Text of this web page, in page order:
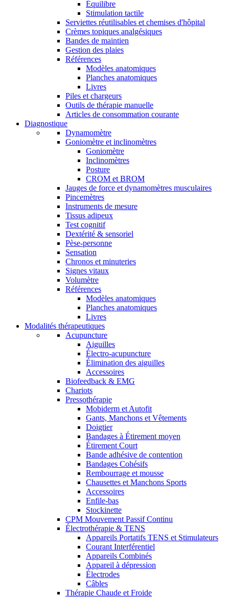
Équilibre
Stimulation tactile
Serviettes réutilisables et chemises d'hôpital
Crèmes topiques analgésiques
Bandes de maintien
Gestion des plaies
Références
Modèles anatomiques
Planches anatomiques
Livres
Piles et chargeurs
Outils de thérapie manuelle
Articles de consommation courante
Diagnostique
Dynamomètre
Goniomètre et inclinomètres
Goniomètre
Inclinomètres
Posture
CROM et BROM
Jauges de force et dynamomètres musculaires
Pincemètres
Instruments de mesure
Tissus adipeux
Test cognitif
Dextérité & sensoriel
Pèse-personne
Sensation
Chronos et minuteries
Signes vitaux
Volumètre
Références
Modèles anatomiques
Planches anatomiques
Livres
Modalités thérapeutiques
Acupuncture
Aiguilles
Électro-acupuncture
Élimination des aiguilles
Accessoires
Biofeedback & EMG
Chariots
Pressothérapie
Mobiderm et Autofit
Gants, Manchons et Vêtements
Doigtier
Bandages à Étirement moyen
Étirement Court
Bande adhésive de contention
Bandages Cohésifs
Rembourrage et mousse
Chausettes et Manchons Sports
Accessoires
Enfile-bas
Stockinette
CPM Mouvement Passif Continu
Électrothérapie & TENS
Appareils Portatifs TENS et Stimulateurs
Courant Interférentiel
Appareils Combinés
Appareil à dépression
Électrodes
Câbles
Thérapie Chaude et Froide